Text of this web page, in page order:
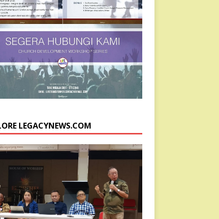
LEGACYNEWS.COM